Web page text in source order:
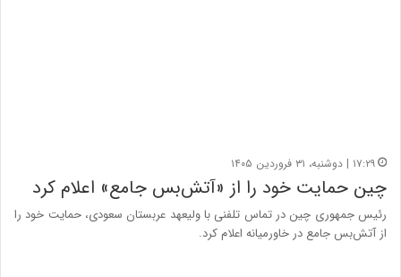
۱۷:۲۹ | دوشنبه، ۳۱ فروردین ۱۴۰۵
چین حمایت خود را از «آتش‌بس جامع» اعلام کرد
رئیس جمهوری چین در تماس تلفنی با ولیعهد عربستان سعودی، حمایت خود را
از آتش‌بس جامع در خاورمیانه اعلام کرد.